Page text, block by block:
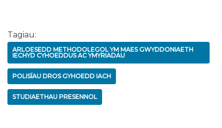
Tagiau:
ARLOESEDD METHODOLEGOL YM MAES GWYDDONIAETH
IECHYD CYHOEDDUS AC YMYRIADAU
POLISÏAU DROS GYHOEDD IACH
STUDIAETHAU PRESENNOL